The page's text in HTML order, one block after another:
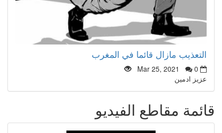
التعذيب مازال قائما في المغرب
Mar 25, 2021
0
عزيز ادمين
قائمة مقاطع الفيديو